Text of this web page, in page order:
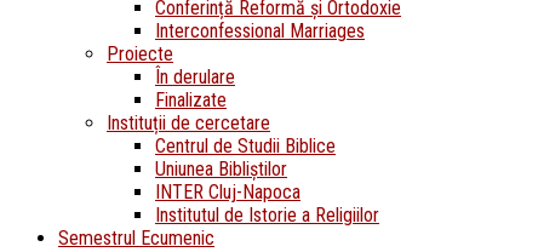
Conferință Reformă și Ortodoxie
Interconfessional Marriages
Proiecte
În derulare
Finalizate
Instituții de cercetare
Centrul de Studii Biblice
Uniunea Bibliștilor
INTER Cluj-Napoca
Institutul de Istorie a Religiilor
Semestrul Ecumenic